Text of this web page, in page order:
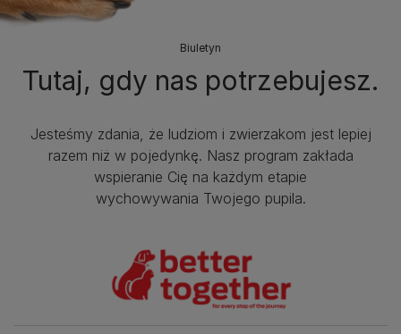
Biuletyn
Tutaj, gdy nas potrzebujesz.
Jesteśmy zdania, że ludziom i zwierzakom jest lepiej
razem niż w pojedynkę. Nasz program zakłada
wspieranie Cię na każdym etapie
wychowywania Twojego pupila.